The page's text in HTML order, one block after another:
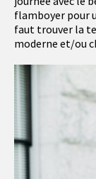
flamboyer pour
faut trouver la
moderne et/ou